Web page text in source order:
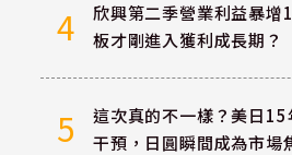
4
欣興第二季營業利益暴增
板才剛進入獲利成長期？
5
這次真的不一樣？美日
干預，日圓瞬間成為市場